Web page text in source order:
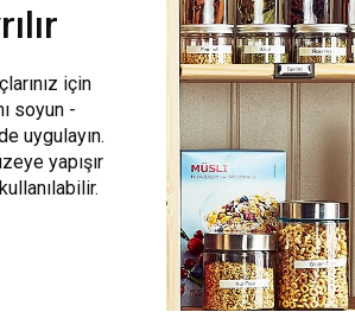
için
soyun -
uygulayın.
yapışır